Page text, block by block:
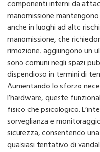
componenti interni da
manomissione
anche in luoghi ad alto
manomissione, che
rimozione, aggiungono un
sono comuni negli spazi
dispendioso in termini di
Aumentando lo sforzo
l’hardware, queste
fisico che psicologico.
sorveglianza e
sicurezza, consentendo
qualsiasi tentativo di